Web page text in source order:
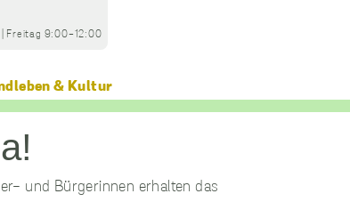
Freitag 9:00-12:00
& Kultur
und Bürgerinnen erhalten das